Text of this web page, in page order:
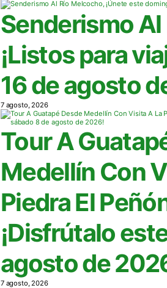
Senderismo
¡Listos para
16 de agosto
7 agosto, 2026
Tour A
Medellín Con
Piedra El
¡Disfrútalo
agosto de
7 agosto, 2026